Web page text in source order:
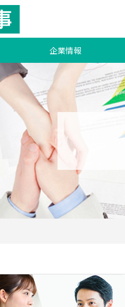
企業情報
ご挨拶
明治安田商事フィロソフィー
事業活動とSDGs
会社概要